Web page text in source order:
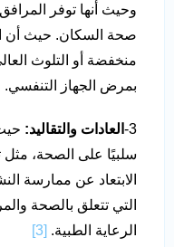
وحيث أنها توفر
صحة السكان. حيث أن
منخفضة أو التلوث
بمرض الجهاز التنفسي.
3- العادات والتقاليد:
سلبيًا على الصحة، مثل
الابتعاد عن ممارسة
التي تتعلق بالصحة
الرعاية الطبية. [3]